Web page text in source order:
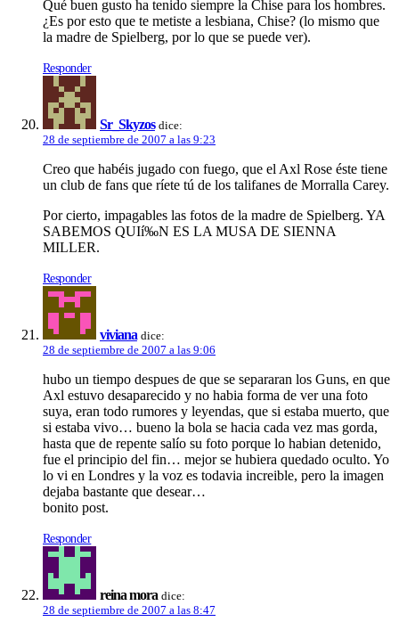
Qué buen gusto ha tenido siempre la Chise para los hombres.
¿Es por esto que te metiste a lesbiana, Chise? (lo mismo que
la madre de Spielberg, por lo que se puede ver).
Responder
Sr_Skyzos dice:
28 de septiembre de 2007 a las 9:23
Creo que habéis jugado con fuego, que el Axl Rose éste tiene
un club de fans que rí­ete tú de los talifanes de Morralla Carey.
Por cierto, impagables las fotos de la madre de Spielberg. YA
SABEMOS QUIí‰N ES LA MUSA DE SIENNA
MILLER.
Responder
viviana dice:
28 de septiembre de 2007 a las 9:06
hubo un tiempo despues de que se separaran los Guns, en que
Axl estuvo desaparecido y no habia forma de ver una foto
suya, eran todo rumores y leyendas, que si estaba muerto, que
si estaba vivo… bueno la bola se hacia cada vez mas gorda,
hasta que de repente salí­o su foto porque lo habian detenido,
fue el principio del fin… mejor se hubiera quedado oculto. Yo
lo vi en Londres y la voz es todavia increible, pero la imagen
dejaba bastante que desear…
bonito post.
Responder
reina mora dice:
28 de septiembre de 2007 a las 8:47